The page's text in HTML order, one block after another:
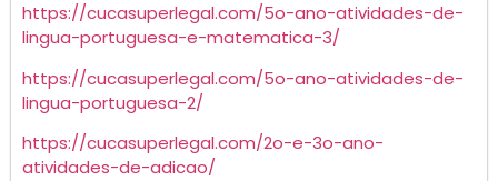
https://cucasuperlegal.com/5o-ano-atividades-de-
lingua-portuguesa-e-matematica-3/
https://cucasuperlegal.com/5o-ano-atividades-de-
lingua-portuguesa-2/
https://cucasuperlegal.com/2o-e-3o-ano-
atividades-de-adicao/